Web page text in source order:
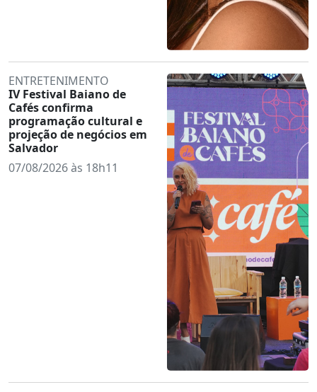
ENTRETENIMENTO
IV Festival Baiano de
Cafés confirma
programação cultural e
projeção de negócios em
Salvador
07/08/2026 às 18h11